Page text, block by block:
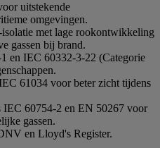
uitstekende
omgevingen.
met lage rookontwikkeling
gassen bij brand.
en IEC 60332-3-22 (Categorie
61034 voor beter zicht tijdens
IEC 60754-2 en EN 50267 voor
gassen.
en Lloyd's Register.